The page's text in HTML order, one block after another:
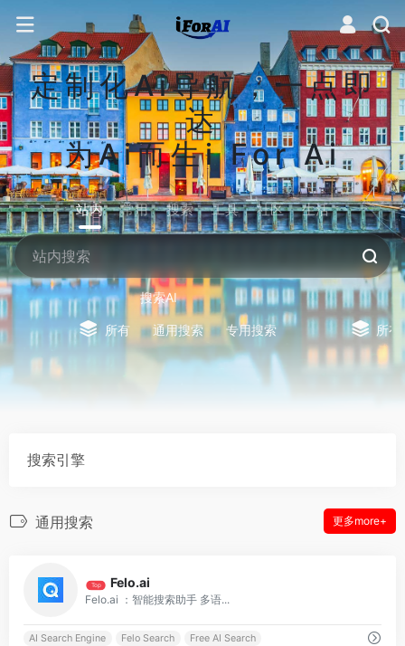
定制化Ai导航，一点即
达
为Ai而生i For Ai
站内 常用 搜索 工具 社区 生活
搜索AI
所有 通用搜索 专用搜索 所有
搜索引擎
通用搜索 更多more+
Top Felo.ai
Felo.ai ：智能搜索助手 多语...
AI Search Engine Felo Search Free AI Search